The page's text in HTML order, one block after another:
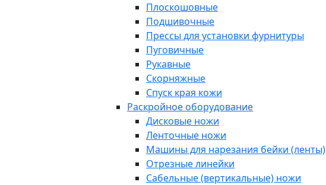
Плоскошовные
Подшивочные
Прессы для установки фурнитуры
Пуговичные
Рукавные
Скорняжные
Спуск края кожи
Раскройное оборудование
Дисковые ножи
Ленточные ножи
Машины для нарезания бейки (ленты)
Отрезные линейки
Сабельные (вертикальные) ножи